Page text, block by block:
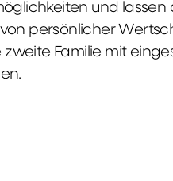
und
persönlicher
Familie mit